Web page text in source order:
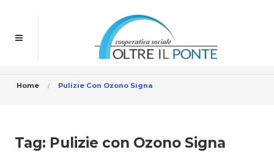
Home Pulizie Con Ozono Signa
Tag: Pulizie con Ozono Signa